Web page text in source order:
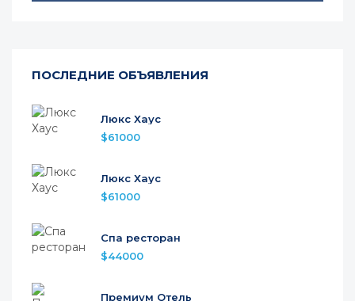
ПОСЛЕДНИЕ ОБЪЯВЛЕНИЯ
Люкс Хаус
$61000
Люкс Хаус
$61000
Спа ресторан
$44000
Премиум Отель